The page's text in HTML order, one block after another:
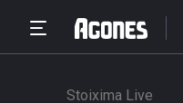
Stoixima Live